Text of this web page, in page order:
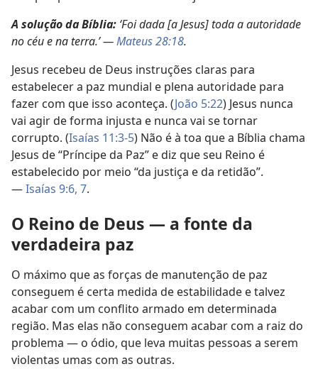
A solução da Bíblia: ‘Foi dada [a Jesus] toda a autoridade
no céu e na terra.’ —Mateus 28:18.
Jesus recebeu de Deus instruções claras para
estabelecer a paz mundial e plena autoridade para
fazer com que isso aconteça. (João 5:22) Jesus nunca
vai agir de forma injusta e nunca vai se tornar
corrupto. (Isaías 11:3-5) Não é à toa que a Bíblia chama
Jesus de “Príncipe da Paz” e diz que seu Reino é
estabelecido por meio “da justiça e da retidão”.
—Isaías 9:6, 7.
O Reino de Deus — a fonte da
verdadeira paz
O máximo que as forças de manutenção de paz
conseguem é certa medida de estabilidade e talvez
acabar com um conflito armado em determinada
região. Mas elas não conseguem acabar com a raiz do
problema — o ódio, que leva muitas pessoas a serem
violentas umas com as outras.